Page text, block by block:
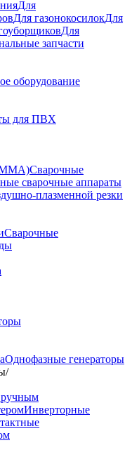
Для
Для газонокосилокДля
Для
запчасти
для ПВХ
(ММА)Сварочные
сварочные аппараты
плазменной резки
Сварочные
Однофазные генераторы
/
ручным
Инверторные